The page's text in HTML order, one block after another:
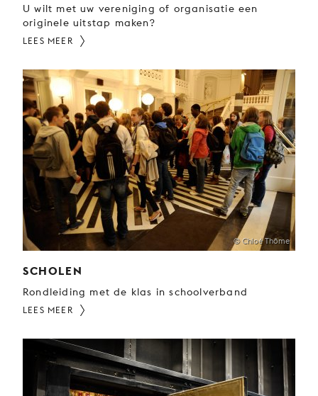
U wilt met uw vereniging of organisatie een
originele uitstap maken?
LEES MEER
© Chloé Thôme
SCHOLEN
Rondleiding met de klas in schoolverband
LEES MEER